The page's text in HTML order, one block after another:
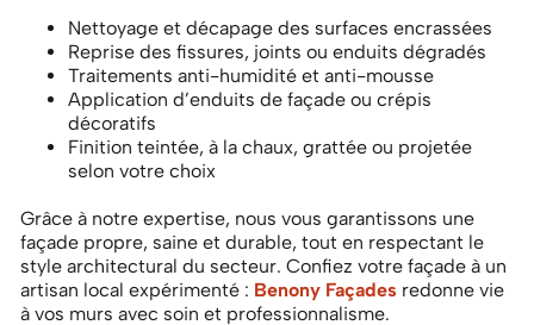
Nettoyage et décapage des surfaces encrassées
Reprise des fissures, joints ou enduits dégradés
Traitements anti-humidité et anti-mousse
Application d’enduits de façade ou crépis
décoratifs
Finition teintée, à la chaux, grattée ou projetée
selon votre choix
Grâce à notre expertise, nous vous garantissons une
façade propre, saine et durable, tout en respectant le
style architectural du secteur. Confiez votre façade à un
artisan local expérimenté : Benony Façades redonne vie
à vos murs avec soin et professionnalisme.